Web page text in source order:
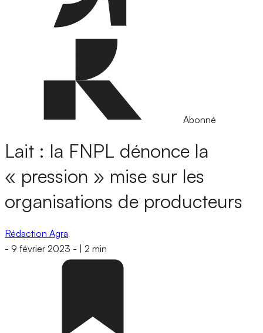
Abonné
Lait : la FNPL dénonce la
« pression » mise sur les
organisations de producteurs
Rédaction Agra
- 9 février 2023 - 2 min